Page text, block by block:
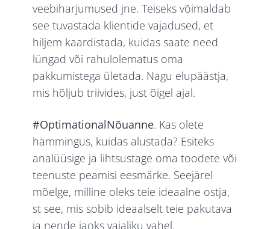
veebiharjumused jne. Teiseks võimaldab
see tuvastada klientide vajadused, et
hiljem kaardistada, kuidas saate need
lüngad või rahulolematus oma
pakkumistega ületada. Nagu elupäästja,
mis hõljub triivides, just õigel ajal.
#OptimationalNõuanne. Kas olete
hämmingus, kuidas alustada? Esiteks
analüüsige ja lihtsustage oma toodete või
teenuste peamisi eesmärke. Seejärel
mõelge, milline oleks teie ideaalne ostja,
st see, mis sobib ideaalselt teie pakutava
ja nende jaoks vajaliku vahel.